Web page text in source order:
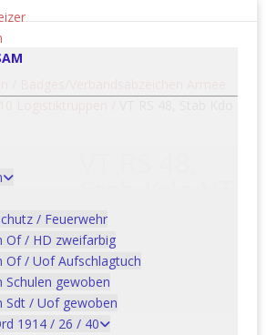
/ Feuerwehr
Of / HD zweifarbig
Of / Uof Aufschlagtuch
Schulen gewoben
Sdt / Uof gewoben
1914 / 26 / 40
RS 48
CHF5.00
VT
RS